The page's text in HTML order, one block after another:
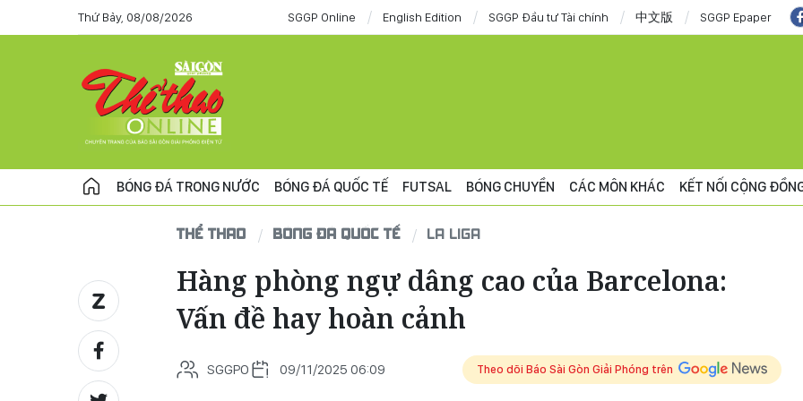
Thứ Bảy, 08/08/2026 SGGP Online English Edition SGGP Đầu tư Tài chính 中文版 SGGP Epaper
BÓNG ĐÁ TRONG NƯỚC BÓNG ĐÁ QUỐC TẾ FUTSAL BÓNG CHUYỀN CÁC MÔN KHÁC KẾT NỐI CỘNG
THỂ THAO BÓNG ĐÁ QUỐC TẾ LA LIGA
Hàng phòng ngự dâng cao của Barcelona:
Vấn đề hay hoàn cảnh
SGGPO 09/11/2025 06:09 Theo dõi Báo Sài Gòn Giải Phóng trên